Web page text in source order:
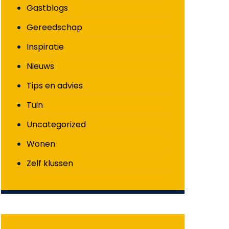
Gastblogs
Gereedschap
Inspiratie
Nieuws
Tips en advies
Tuin
Uncategorized
Wonen
Zelf klussen